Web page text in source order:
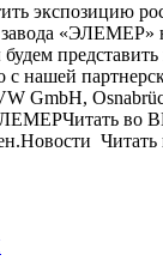
экспозицию
«ЭЛЕМЕР»
с нашей
GmbH,
во